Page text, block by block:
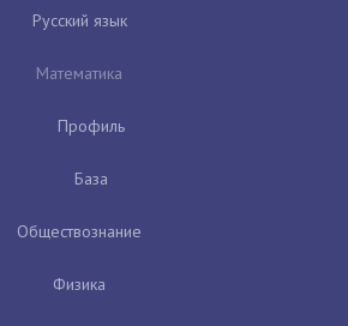
Русский язык
Математика
Профиль
База
Обществознание
Физика